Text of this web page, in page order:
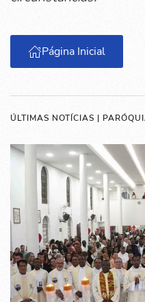
Página Inicial
ÚLTIMAS NOTÍCIAS |